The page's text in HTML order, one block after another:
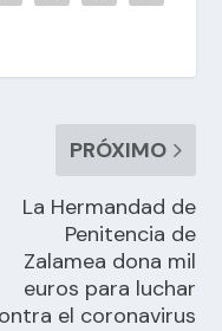
PRÓXIMO
La Hermandad de
Penitencia de
Zalamea dona mil
euros para luchar
el coronavirus